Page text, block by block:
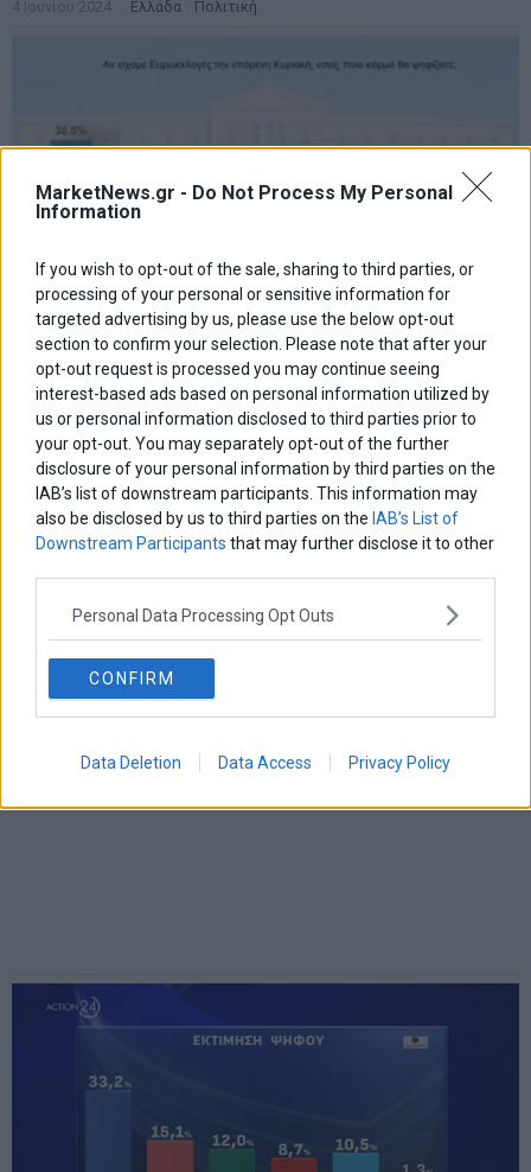
MarketNews.gr - Do Not Process My Personal
Information
If you wish to opt-out of the sale, sharing to third parties, or
processing of your personal or sensitive information for
targeted advertising by us, please use the below opt-out
section to confirm your selection. Please note that after your
opt-out request is processed you may continue seeing
interest-based ads based on personal information utilized by
us or personal information disclosed to third parties prior to
your opt-out. You may separately opt-out of the further
disclosure of your personal information by third parties on the
IAB’s list of downstream participants. This information may
also be disclosed by us to third parties on the IAB’s List of
Downstream Participants that may further disclose it to other
Personal Data Processing Opt Outs
CONFIRM
Data Deletion Data Access Privacy Policy
4 Ιουνίου 2024 Ελλάδα Πολιτική
Interview: Στο 30% η ΝΔ έναντι 15,5% του ΣΥΡΙΖΑ-
Στο 11% το ΠΑΣΟΚ
Σχεδόν διπλάσια είναι η διαφορά της Νέας Δημοκρατίας από
τον ΣΥΡΙΖΑ στην πρόθεση ψήφου επί των εγκύρων
στη δημοσκόπηση της εταιρείας Interview για λογαριασμό της
ιστοσελίδας politic.gr ενόψει των ευρωεκλογών της 9ης Ιουνίου.
14 Μαΐου 2024 Ελλάδα · Πολιτική